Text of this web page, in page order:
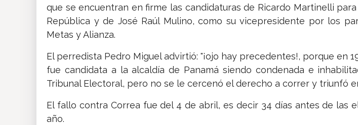
que se encuentran en firme las candidaturas de Ricardo Martinelli
República y de José Raúl Mulino, como su vicepresidente por los
Metas y Alianza.
El perredista Pedro Miguel advirtió: "¡ojo hay precedentes!, porque en
fue candidata a la alcaldía de Panamá siendo condenada e
Tribunal Electoral, pero no se le cercenó el derecho a correr y triunfó
El fallo contra Correa fue del 4 de abril, es decir 34 días antes de las
año.